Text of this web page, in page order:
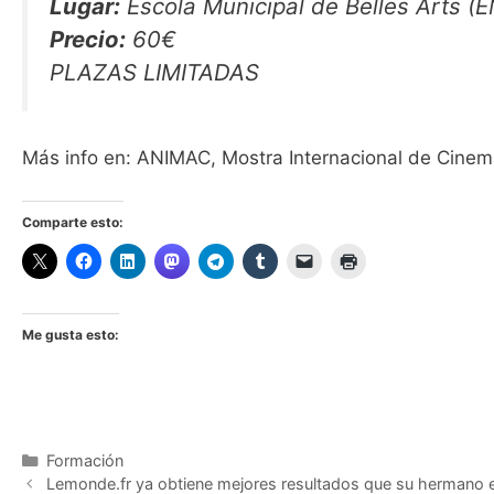
Lugar: Escola Municipal de Belles Arts
Precio: 60€
PLAZAS LIMITADAS
Más info en: ANIMAC, Mostra Internacional de
Comparte esto:
Me gusta esto:
Categorías
Formación
Lemonde.fr ya obtiene mejores resultados que su hermano